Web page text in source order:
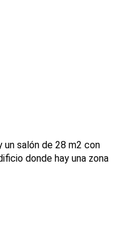
un salón de 28 m2 con
donde hay una zona